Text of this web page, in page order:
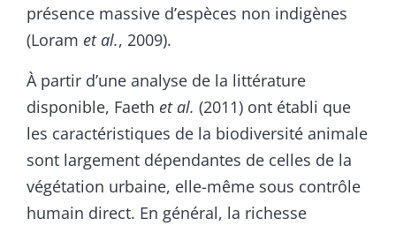
présence massive d’espèces non indigènes
(Loram et al., 2009).
À partir d’une analyse de la littérature
disponible, Faeth et al. (2011) ont établi que
les caractéristiques de la biodiversité animale
sont largement dépendantes de celles de la
végétation urbaine, elle-même sous contrôle
humain direct. En général, la richesse